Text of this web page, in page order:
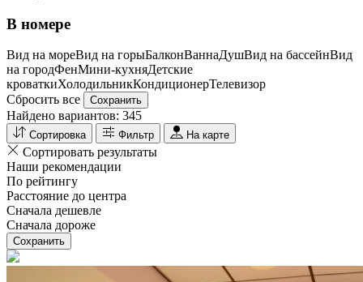
В номере
Вид на мореВид на горыБалконВаннаДушВид на бассейнВид
на городФенМини-кухняДетские
кроваткиХолодильникКондиционерТелевизор
Сбросить все
Сохранить
Найдено вариантов: 345
Сортировка Фильтр На карте
Сортировать результаты
Наши рекомендации
По рейтингу
Расстояние до центра
Сначала дешевле
Сначала дороже
Сохранить